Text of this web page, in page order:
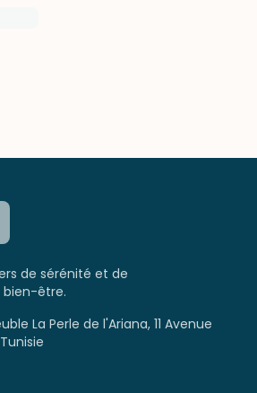
de sérénité et de
être.
La Perle de l'Ariana, 11 Avenue